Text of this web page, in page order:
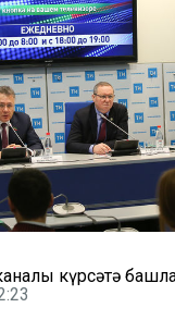
күрсәтә